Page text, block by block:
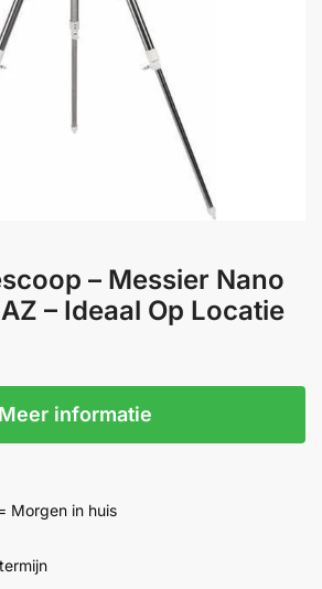
– Messier Nano
– Ideaal Op Locatie
Meer informatie
Morgen in huis